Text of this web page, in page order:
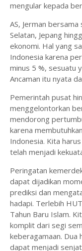
mengular kepada
AS, Jerman
Selatan, Jepang
ekonomi. Hal yang
Indonesia karena
minus 5 %, sesuatu
Ancaman itu nyata
Pemerintah pusat
menggelontorkan
mendorong
karena
Indonesia. Kita
telah menjadi
Peringatan
dapat dijadikan
prediksi dan
hadapi. Terlebih
Tahun Baru Islam.
komplit dari segi
keberagamaan. Dua
dapat menjadi